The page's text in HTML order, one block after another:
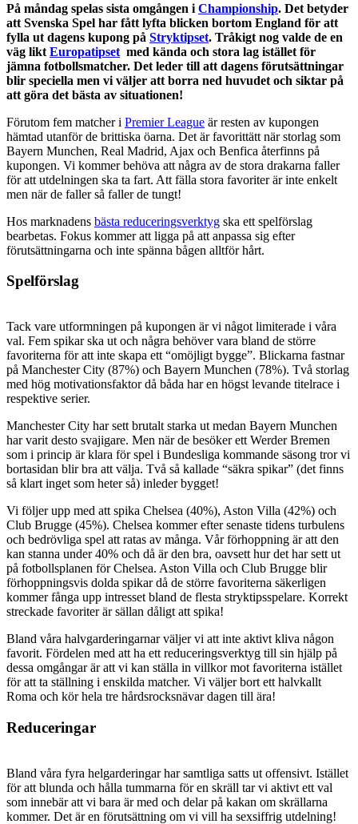
På måndag spelas sista omgången i Championship. Det betyder
att Svenska Spel har fått lyfta blicken bortom England för att
fylla ut dagens kupong på Stryktipset. Tråkigt nog valde de en
väg likt Europatipset med kända och stora lag istället för
jämna fotbollsmatcher. Det leder till att dagens förutsättningar
blir speciella men vi väljer att borra ned huvudet och siktar på
att göra det bästa av situationen!
Förutom fem matcher i Premier League är resten av kupongen
hämtad utanför de brittiska öarna. Det är favorittätt när storlag som
Bayern Munchen, Real Madrid, Ajax och Benfica återfinns på
kupongen. Vi kommer behöva att några av de stora drakarna faller
för att utdelningen ska ta fart. Att fälla stora favoriter är inte enkelt
men när de faller så faller de tungt!
Hos marknadens bästa reduceringsverktyg ska ett spelförslag
bearbetas. Fokus kommer att ligga på att anpassa sig efter
förutsättningarna och inte spänna bågen alltför hårt.
Spelförslag
Tack vare utformningen på kupongen är vi något limiterade i våra
val. Fem spikar ska ut och några behöver vara bland de större
favoriterna för att inte skapa ett “omöjligt bygge”. Blickarna fastnar
på Manchester City (87%) och Bayern Munchen (78%). Två storlag
med hög motivationsfaktor då båda har en högst levande titelrace i
respektive serier.
Manchester City har sett brutalt starka ut medan Bayern Munchen
har varit desto svajigare. Men när de besöker ett Werder Bremen
som i princip är klara för spel i Bundesliga kommande säsong tror vi
bortasidan blir bra att välja. Två så kallade “säkra spikar” (det finns
så klart inget som heter så) inleder bygget!
Vi följer upp med att spika Chelsea (40%), Aston Villa (42%) och
Club Brugge (45%). Chelsea kommer efter senaste tidens turbulens
och bedrövliga spel att ratas av många. Vår förhoppning är att den
kan stanna under 40% och då är den bra, oavsett hur det har sett ut
på fotbollsplanen för Chelsea. Aston Villa och Club Brugge blir
förhoppningsvis dolda spikar då de större favoriterna säkerligen
kommer fånga upp intresset bland de flesta stryktipsspelare. Korrekt
streckade favoriter är sällan dåligt att spika!
Bland våra halvgarderingarnar väljer vi att inte aktivt kliva någon
favorit. Fördelen med att ha ett reduceringsverktyg till sin hjälp på
dessa omgångar är att vi kan ställa in villkor mot favoriterna istället
för att ta ställning i enskilda matcher. Vi väljer bort ett halvkallt
Roma och kör hela tre hårdsrocksnävar dagen till ära!
Reduceringar
Bland våra fyra helgarderingar har samtliga satts ut offensivt. Istället
för att blunda och hålla tummarna för en skräll tar vi aktivt ett val
som innebär att vi bara är med och delar på kakan om skrällarna
kommer. Det är en förutsättning om vi vill ha sexsiffrig utdelning!